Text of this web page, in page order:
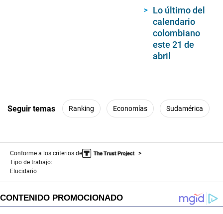
Lo último del
calendario
colombiano
este 21 de
abril
Seguir temas Ranking Economías Sudamérica
Conforme a los criterios de
Tipo de trabajo:
Elucidario